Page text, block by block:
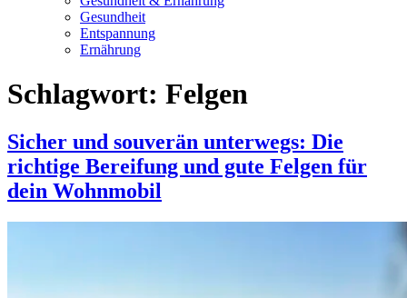
Gesundheit
Entspannung
Ernährung
Schlagwort: Felgen
Sicher und souverän unterwegs: Die
richtige Bereifung und gute Felgen für
dein Wohnmobil